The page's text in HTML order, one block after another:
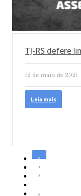
TJ-RS defere
12 de maio de 2021
Leia mais
1
2
3
›
»